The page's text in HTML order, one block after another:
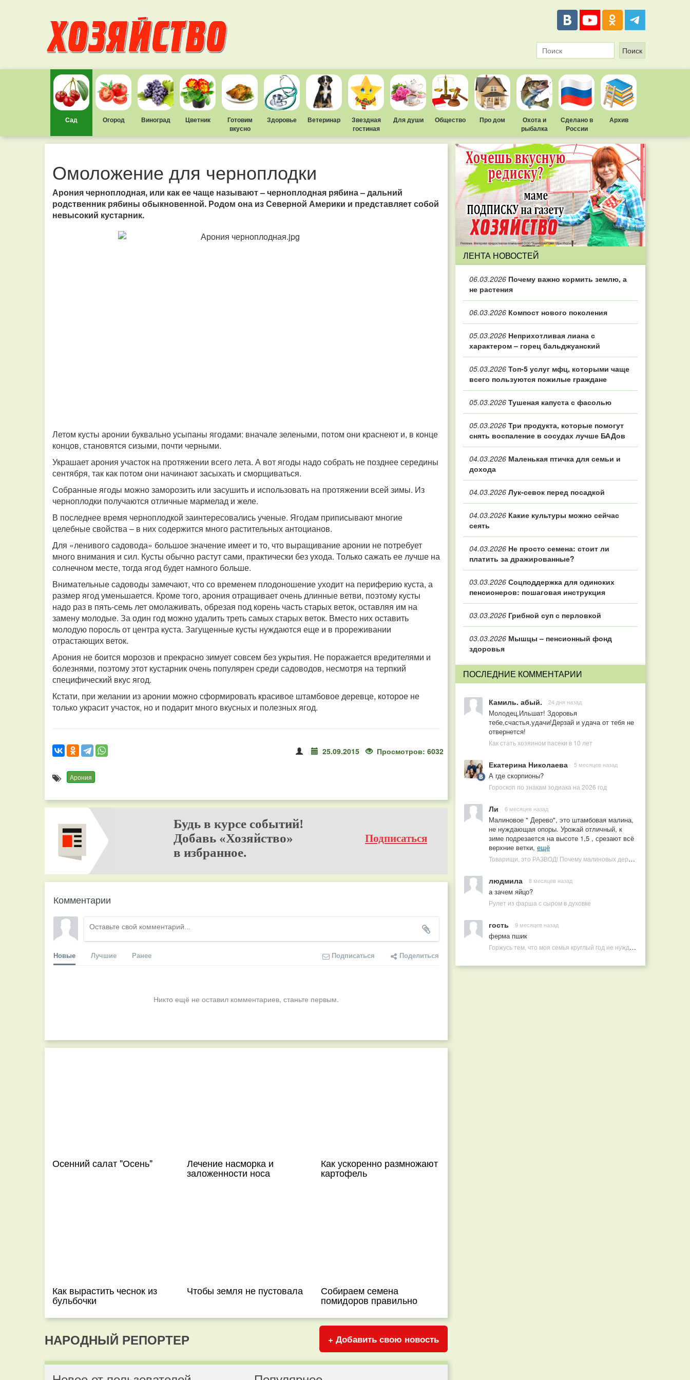
Сад Огород Виноград Цветник
Готовим
вкусно
Здоровье Ветеринар
Звездная
гостиная
Для души Общество Про дом
Охота и
рыбалка
Сделано в
России
Архив
Омоложение для черноплодки
Арония черноплодная, или как ее чаще называют – черноплодная рябина – дальний
родственник рябины обыкновенной. Родом она из Северной Америки и представляет собой
невысокий кустарник.
Летом кусты аронии буквально усыпаны ягодами: вначале зелеными, потом они краснеют и, в конце
концов, становятся сизыми, почти черными.
Украшает арония участок на протяжении всего лета. А вот ягоды надо собрать не позднее середины
сентября, так как потом они начинают засыхать и сморщиваться.
Собранные ягоды можно заморозить или засушить и использовать на протяжении всей зимы. Из
черноплодки получаются отличные мармелад и желе.
В последнее время черноплодкой заинтересовались ученые. Ягодам приписывают многие
целебные свойства – в них содержится много растительных антоцианов.
Для «ленивого садовода» большое значение имеет и то, что выращивание аронии не потребует
много внимания и сил. Кусты обычно растут сами, практически без ухода. Только сажать ее лучше на
солнечном месте, тогда ягод будет намного больше.
Внимательные садоводы замечают, что со временем плодоношение уходит на периферию куста, а
размер ягод уменьшается. Кроме того, арония отращивает очень длинные ветви, поэтому кусты
надо раз в пять-семь лет омолаживать, обрезая под корень часть старых веток, оставляя им на
замену молодые. За один год можно удалить треть самых старых веток. Вместо них оставить
молодую поросль от центра куста. Загущенные кусты нуждаются еще и в прореживании
отрастающих веток.
Арония не боится морозов и прекрасно зимует совсем без укрытия. Не поражается вредителями и
болезнями, поэтому этот кустарник очень популярен среди садоводов, несмотря на терпкий
специфический вкус ягод.
Кстати, при желании из аронии можно сформировать красивое штамбовое деревце, которое не
только украсит участок, но и подарит много вкусных и полезных ягод.
25.09.2015 Просмотров: 6032
Арония
Будь в курсе событий!
Добавь «Хозяйство»
в избранное.
Подписаться
Комментарии
Новые Лучшие Ранее Подписаться Поделиться
Никто ещё не оставил комментариев, станьте первым.
Осенний салат "Осень" Лечение насморка и
заложенности носа
Как ускоренно размножают
картофель
Как вырастить чеснок из
бульбочки
Чтобы земля не пустовала Собираем семена
помидоров правильно
НАРОДНЫЙ РЕПОРТЕР + Добавить свою новость
ЛЕНТА НОВОСТЕЙ
06.03.2026 Почему важно кормить землю, а
не растения
06.03.2026 Компост нового поколения
05.03.2026 Неприхотливая лиана с
характером – горец бальджуанский
05.03.2026 Топ‑5 услуг мфц, которыми чаще
всего пользуются пожилые граждане
05.03.2026 Тушеная капуста с фасолью
05.03.2026 Три продукта, которые помогут
снять воспаление в сосудах лучше БАДов
04.03.2026 Маленькая птичка для семьи и
дохода
04.03.2026 Лук-севок перед посадкой
04.03.2026 Какие культуры можно сейчас
сеять
04.03.2026 Не просто семена: стоит ли
платить за дражированные?
03.03.2026 Соцподдержка для одиноких
пенсионеров: пошаговая инструкция
03.03.2026 Грибной суп с перловкой
03.03.2026 Мышцы – пенсионный фонд
здоровья
ПОСЛЕДНИЕ КОММЕНТАРИИ
Камиль. абый. 24 дня назад
Молодец,Ильшат! Здоровья
тебе,счастья,удачи!Дерзай и удача от тебя не
отвернется!
Как стать хозяином пасеки в 10 лет
Екатерина Николаева 5 месяцев назад
А где скорпионы?
Гороскоп по знакам зодиака на 2026 год
Ли 6 месяцев назад
Малиновое " Дерево", это штамбовая малина,
не нуждающая опоры. Урожай отличный, к
зиме подрезается на высоте 1,5 , срезают всё
верхние ветки, ещё
Товарищи, это РАЗВОД! Почему малиновых деревьев не бывает, или Как ушлые продавцы наживаются на мечтах садоводов
людмила 8 месяцев назад
а зачем яйцо?
Рулет из фарша с сыром в духовке
гость 9 месяцев назад
ферма пшик
Горжусь тем, что моя семья круглый год не нуждается в покупных витаминах